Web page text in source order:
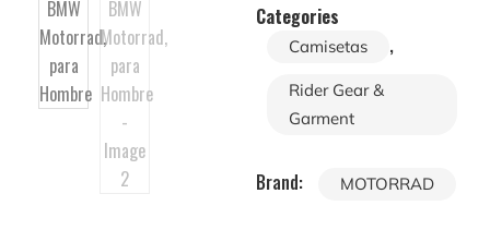
Categories
Camisetas ,
Rider Gear &
Garment
Brand: MOTORRAD